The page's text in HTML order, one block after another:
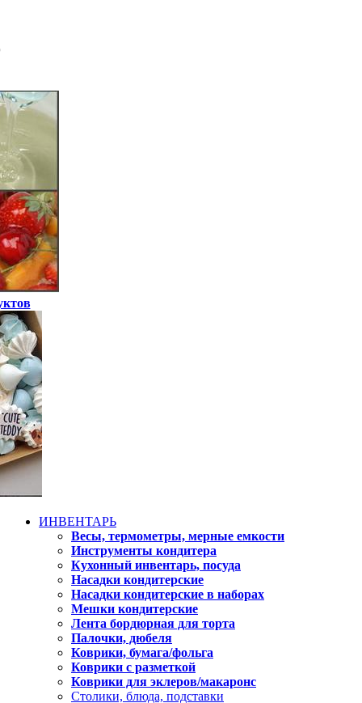
ИНВЕНТАРЬ
Весы, термометры, мерные емкости
Инструменты кондитера
Кухонный инвентарь, посуда
Насадки кондитерские
Насадки кондитерские в наборах
Мешки кондитерские
Лента бордюрная для торта
Палочки, дюбеля
Коврики, бумага/фольга
Коврики с разметкой
Коврики для эклеров/макаронс
Столики, блюда, подставки